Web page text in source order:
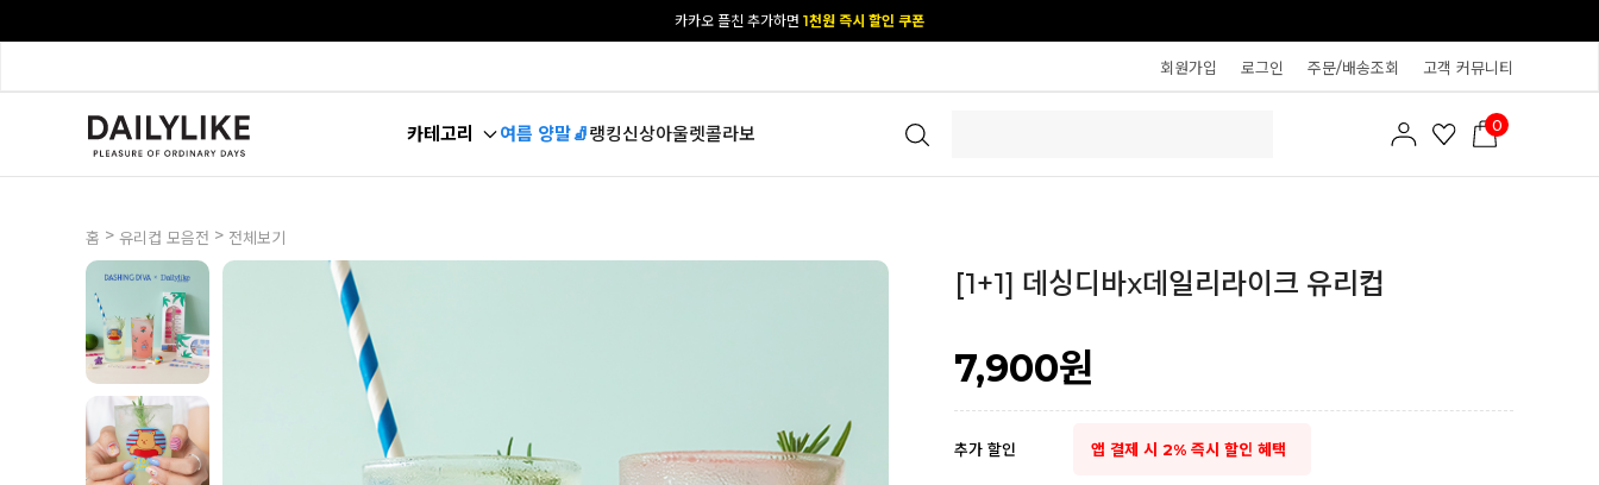
[공식몰 단독] 앱 다운받고2% 결제 할인 받기
회원가입 로그인 주문/배송조회 고객 커뮤니티
카테고리 여름 양말🧦랭킹신상아울렛콜라보 0
홈 > 유리컵 모음전 > 전체보기
[1+1] 데싱디바x데일리라이크 유리컵
7,900원
추가 할인 앱 결제 시 2% 즉시 할인 혜택